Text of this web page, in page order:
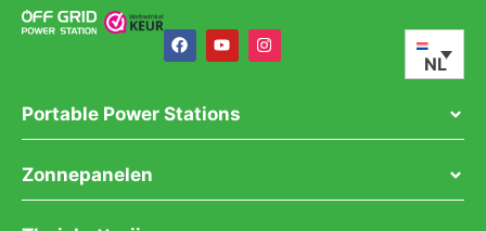
NL
Portable Power Stations
Zonnepanelen